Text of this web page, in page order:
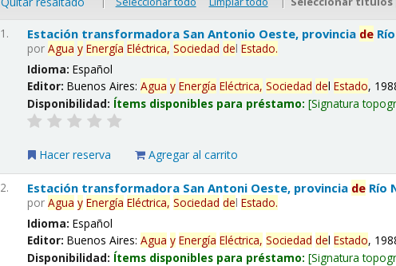
1. Estación transformadora San Antonio Oeste, provincia de
porAgua y Energía Eléctrica, Sociedad delEstado.
Idioma:Español
Editor:Buenos Aires:Agua y Energía Eléctrica, Sociedad delEstado,
Disponibilidad: Ítems disponibles para préstamo: Signatura
Hacer reserva Agregar al carrito
2. Estación transformadora San Antoni Oeste, provincia de Río
porAgua y Energía Eléctrica, Sociedad delEstado.
Idioma:Español
Editor:Buenos Aires:Agua y Energía Eléctrica, Sociedad delEstado,
Disponibilidad: Ítems disponibles para préstamo: Signatura